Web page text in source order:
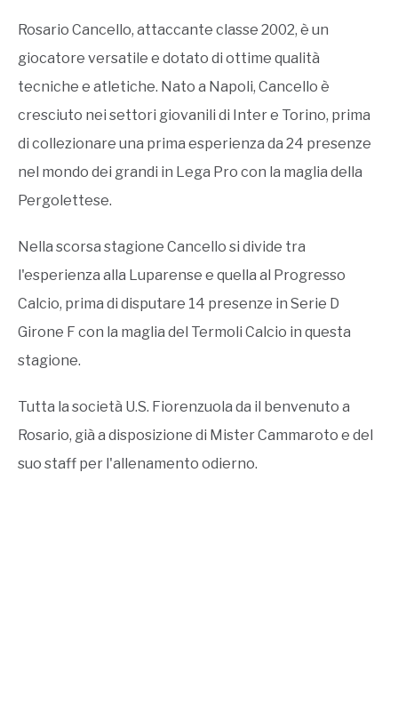
Rosario Cancello, attaccante classe 2002, è un
giocatore versatile e dotato di ottime qualità
tecniche e atletiche. Nato a Napoli, Cancello è
cresciuto nei settori giovanili di Inter e Torino, prima
di collezionare una prima esperienza da 24 presenze
nel mondo dei grandi in Lega Pro con la maglia della
Pergolettese.
Nella scorsa stagione Cancello si divide tra
l'esperienza alla Luparense e quella al Progresso
Calcio, prima di disputare 14 presenze in Serie D
Girone F con la maglia del Termoli Calcio in questa
stagione.
Tutta la società U.S. Fiorenzuola da il benvenuto a
Rosario, già a disposizione di Mister Cammaroto e del
suo staff per l'allenamento odierno.